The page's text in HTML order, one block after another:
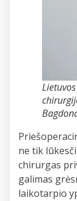
ne tik
chirurgas
galimas
laikotarpio